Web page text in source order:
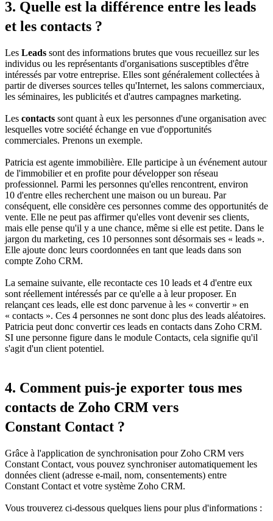
3. Quelle est la différence entre les leads
et les contacts ?
Les Leads sont des informations brutes que vous recueillez sur les
individus ou les représentants d'organisations susceptibles d'être
intéressés par votre entreprise. Elles sont généralement collectées à
partir de diverses sources telles qu'Internet, les salons commerciaux,
les séminaires, les publicités et d'autres campagnes marketing.
Les contacts sont quant à eux les personnes d'une organisation avec
lesquelles votre société échange en vue d'opportunités
commerciales. Prenons un exemple.
Patricia est agente immobilière. Elle participe à un événement autour
de l'immobilier et en profite pour développer son réseau
professionnel. Parmi les personnes qu'elles rencontrent, environ
10 d'entre elles recherchent une maison ou un bureau. Par
conséquent, elle considère ces personnes comme des opportunités de
vente. Elle ne peut pas affirmer qu'elles vont devenir ses clients,
mais elle pense qu'il y a une chance, même si elle est petite. Dans le
jargon du marketing, ces 10 personnes sont désormais ses « leads ».
Elle ajoute donc leurs coordonnées en tant que leads dans son
compte Zoho CRM.
La semaine suivante, elle recontacte ces 10 leads et 4 d'entre eux
sont réellement intéressés par ce qu'elle a à leur proposer. En
relançant ces leads, elle est donc parvenue à les « convertir» en
« contacts ». Ces 4 personnes ne sont donc plus des leads aléatoires.
Patricia peut donc convertir ces leads en contacts dans Zoho CRM.
SI une personne figure dans le module Contacts, cela signifie qu'il
s'agit d'un client potentiel.
4. Comment puis-je exporter tous mes
contacts de Zoho CRM vers
Constant Contact ?
Grâce à l'application de synchronisation pour Zoho CRM vers
Constant Contact, vous pouvez synchroniser automatiquement les
données client (adresse e-mail, nom, consentements) entre
Constant Contact et votre système Zoho CRM.
Vous trouverez ci-dessous quelques liens pour plus d'informations :